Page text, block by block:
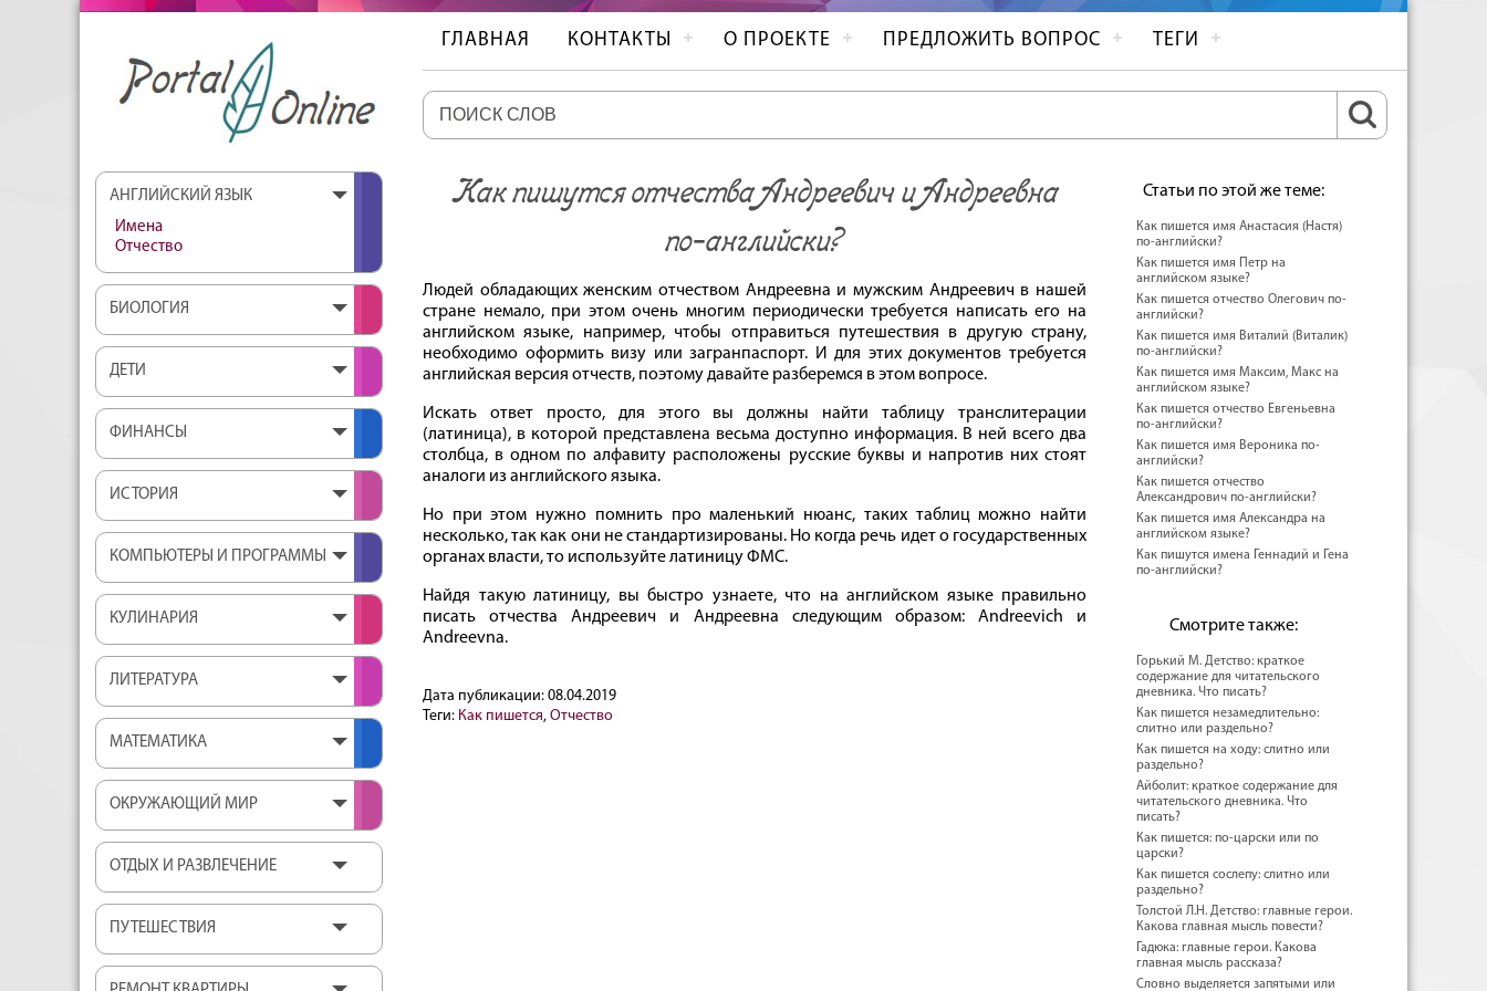
ГЛАВНАЯ КОНТАКТЫ О ПРОЕКТЕ ПРЕДЛОЖИТЬ ВОПРОС ТЕГИ
АНГЛИЙСКИЙ ЯЗЫК
Имена
Отчество
БИОЛОГИЯ
ДЕТИ
ФИНАНСЫ
ИСТОРИЯ
КОМПЬЮТЕРЫ И ПРОГРАММЫ
КУЛИНАРИЯ
ЛИТЕРАТУРА
МАТЕМАТИКА
ОКРУЖАЮЩИЙ МИР
ОТДЫХ И РАЗВЛЕЧЕНИЕ
ПУТЕШЕСТВИЯ
Как пишутся отчества Андреевич и Андреевна
по‐английски?
Людей обладающих женским отчеством Андреевна и мужским Андреевич в нашей
стране немало, при этом очень многим периодически требуется написать его на
английском языке, например, чтобы отправиться путешествия в другую страну,
необходимо оформить визу или загранпаспорт. И для этих документов требуется
английская версия отчеств, поэтому давайте разберемся в этом вопросе.
Искать ответ просто, для этого вы должны найти таблицу транслитерации
(латиница), в которой представлена весьма доступно информация. В ней всего два
столбца, в одном по алфавиту расположены русские буквы и напротив них стоят
аналоги из английского языка.
Но при этом нужно помнить про маленький нюанс, таких таблиц можно найти
несколько, так как они не стандартизированы. Но когда речь идет о государственных
органах власти, то используйте латиницу ФМС.
Найдя такую латиницу, вы быстро узнаете, что на английском языке правильно
писать отчества Андреевич и Андреевна следующим образом: Andreevich и
Andreevna.
Дата публикации: 08.04.2019
Теги: Как пишется, Отчество
Статьи по этой же теме:
Как пишется имя Анастасия (Настя)
по-английски?
Как пишется имя Петр на
английском языке?
Как пишется отчество Олегович по-
английски?
Как пишется имя Виталий (Виталик)
по-английски?
Как пишется имя Максим, Макс на
английском языке?
Как пишется отчество Евгеньевна
по-английски?
Как пишется имя Вероника по-
английски?
Как пишется отчество
Александрович по-английски?
Как пишется имя Александра на
английском языке?
Как пишутся имена Геннадий и Гена
по-английски?
Смотрите также:
Горький М. Детство: краткое
содержание для читательского
дневника. Что писать?
Как пишется незамедлительно:
слитно или раздельно?
Как пишется на ходу: слитно или
раздельно?
Айболит: краткое содержание для
читательского дневника. Что
писать?
Как пишется: по-царски или по
царски?
Как пишется сослепу: слитно или
раздельно?
Толстой Л.Н. Детство: главные герои.
Какова главная мысль повести?
Гадюка: главные герои. Какова
главная мысль рассказа?
Словно выделяется запятыми или